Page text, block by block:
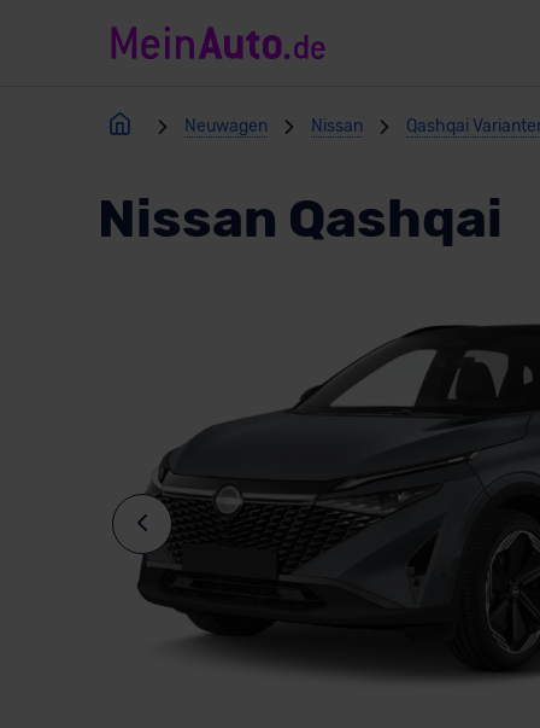
Neuwagen Nissan Qashqai
Nissan Qashqai